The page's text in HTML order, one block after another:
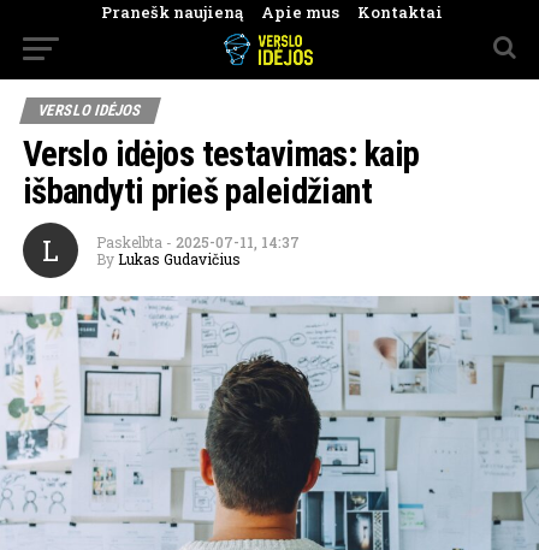
Pranešk naujieną Apie mus Kontaktai
VERSLO IDĖJOS
Verslo idėjos testavimas: kaip
išbandyti prieš paleidžiant
L Paskelbta - 2025-07-11, 14:37
By Lukas Gudavičius